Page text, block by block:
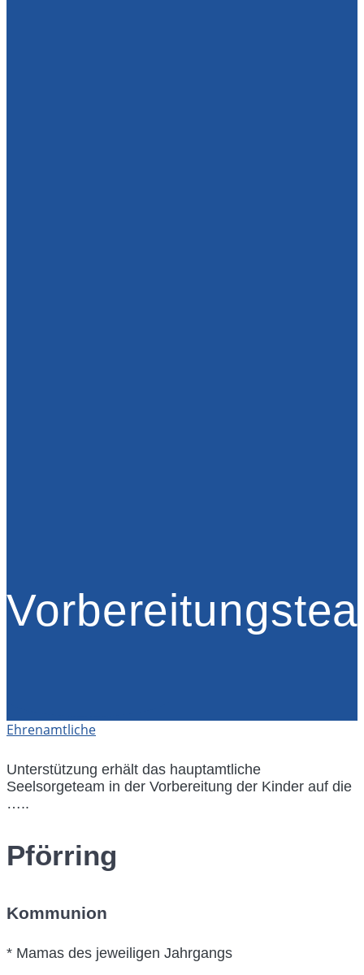
Ehrenamtliche
Unterstützung erhält das hauptamtliche
Seelsorgeteam in der Vorbereitung der Kinder auf die
…..
Pförring
Kommunion
* Mamas des jeweiligen Jahrgangs